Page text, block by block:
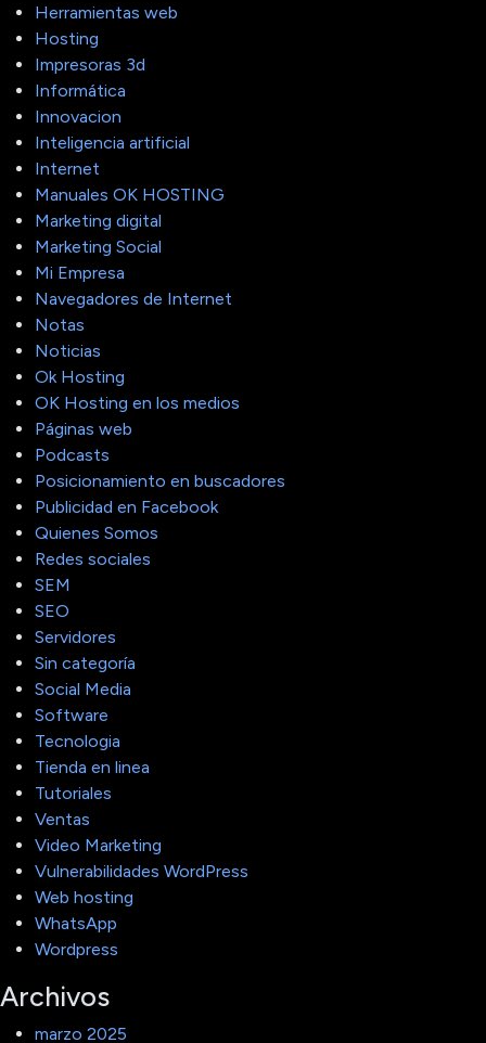
Herramientas web
Hosting
Impresoras 3d
Informática
Innovacion
Inteligencia artificial
Internet
Manuales OK HOSTING
Marketing digital
Marketing Social
Mi Empresa
Navegadores de Internet
Notas
Noticias
Ok Hosting
OK Hosting en los medios
Páginas web
Podcasts
Posicionamiento en buscadores
Publicidad en Facebook
Quienes Somos
Redes sociales
SEM
SEO
Servidores
Sin categoría
Social Media
Software
Tecnologia
Tienda en linea
Tutoriales
Ventas
Video Marketing
Vulnerabilidades WordPress
Web hosting
WhatsApp
Wordpress
Archivos
marzo 2025